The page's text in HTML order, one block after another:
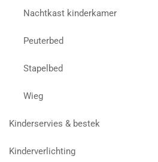
Nachtkast kinderkamer
Peuterbed
Stapelbed
Wieg
Kinderservies & bestek
Kinderverlichting